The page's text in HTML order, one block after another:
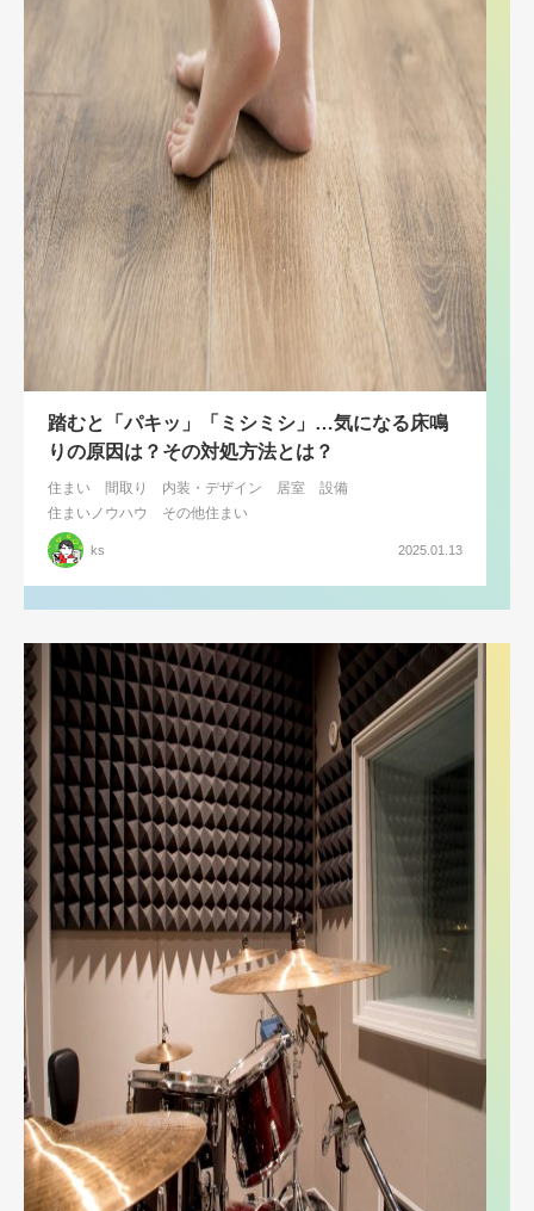
踏むと「パキッ」「ミシミシ」…気になる床鳴
りの原因は？その対処方法とは？
住まい 間取り 内装・デザイン 居室
設備
住まいノウハウ
その他住まい
ks 2025.01.13